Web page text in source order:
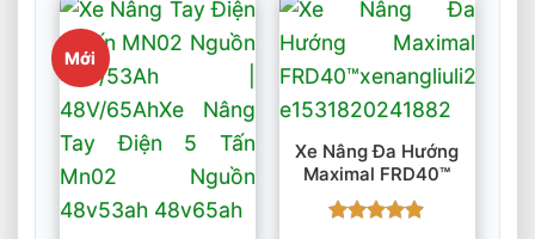
Mới
Xe Nâng Đa Hướng
Maximal FRD40™